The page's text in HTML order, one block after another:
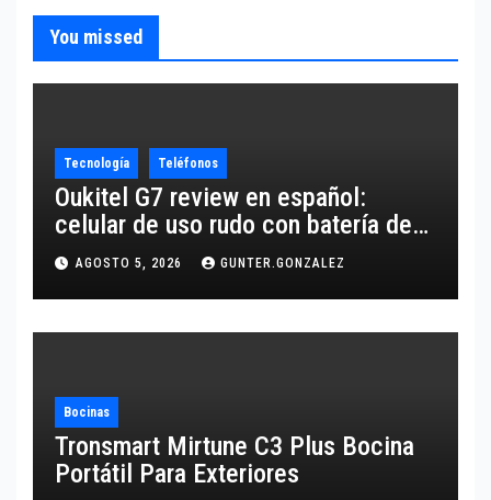
You missed
Tecnología Teléfonos
Oukitel G7 review en español:
celular de uso rudo con batería de
10,600 mAh
AGOSTO 5, 2026 GUNTER.GONZALEZ
Bocinas
Tronsmart Mirtune C3 Plus Bocina
Portátil Para Exteriores